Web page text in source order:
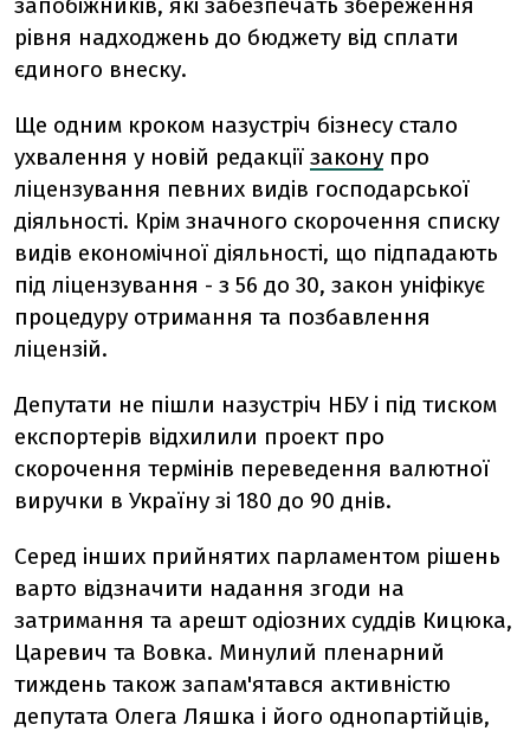
рівня надходжень до бюджету від сплати
єдиного внеску.
Ще одним кроком назустріч бізнесу стало
ухвалення у новій редакції закону про
ліцензування певних видів господарської
діяльності. Крім значного скорочення списку
видів економічної діяльності, що підпадають
під ліцензування - з 56 до 30, закон уніфікує
процедуру отримання та позбавлення
ліцензій.
Депутати не пішли назустріч НБУ і під тиском
експортерів відхилили проект про
скорочення термінів переведення валютної
виручки в Україну зі 180 до 90 днів.
Серед інших прийнятих парламентом рішень
варто відзначити надання згоди на
затримання та арешт одіозних суддів Кицюка,
Царевич та Вовка. Минулий пленарний
тиждень також запам'ятався активністю
депутата Олега Ляшка і його однопартійців,